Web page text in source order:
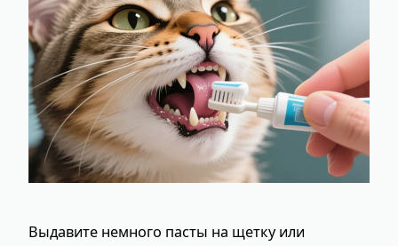
Выдавите немного пасты на щетку или